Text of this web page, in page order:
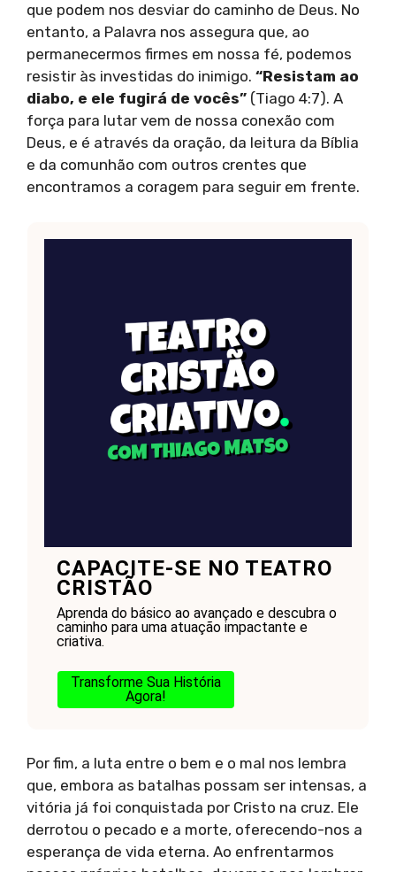
que podem nos desviar do caminho de Deus. No
entanto, a Palavra nos assegura que, ao
permanecermos firmes em nossa fé, podemos
resistir às investidas do inimigo. “Resistam ao
diabo, e ele fugirá de vocês” (Tiago 4:7). A
força para lutar vem de nossa conexão com
Deus, e é através da oração, da leitura da Bíblia
e da comunhão com outros crentes que
encontramos a coragem para seguir em frente.
CAPACITE-SE NO TEATRO
CRISTÃO
Aprenda do básico ao avançado e descubra o
caminho para uma atuação impactante e
criativa.
Transforme Sua História
Agora!
Por fim, a luta entre o bem e o mal nos lembra
que, embora as batalhas possam ser intensas, a
vitória já foi conquistada por Cristo na cruz. Ele
derrotou o pecado e a morte, oferecendo-nos a
esperança de vida eterna. Ao enfrentarmos